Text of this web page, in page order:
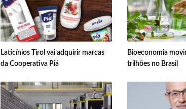
Laticínios Tirol vai adquirir marcas
da Cooperativa Piá
Bioeconomia
trilhões no Brasil